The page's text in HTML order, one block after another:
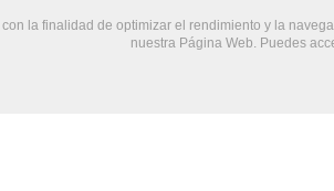
la finalidad de optimizar el rendimiento y la
nuestra Página Web. Puedes